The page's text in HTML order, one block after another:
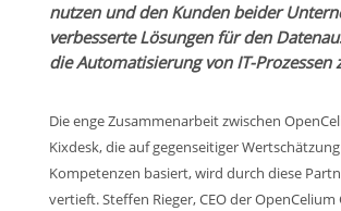
nutzen und den Kunden beider
verbesserte Lösungen für den
die Automatisierung von IT-Prozessen
Die enge Zusammenarbeit zwischen
Kixdesk, die auf gegenseitiger
Kompetenzen basiert, wird durch diese
vertieft. Steffen Rieger, CEO der